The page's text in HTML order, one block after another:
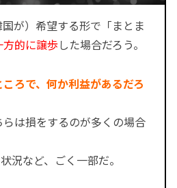
が）希望する形で「まとま
的に譲歩した場合だろう。
ろで、何か利益があるだろ
は損をするのが多くの場合
況など、ごく一部だ。